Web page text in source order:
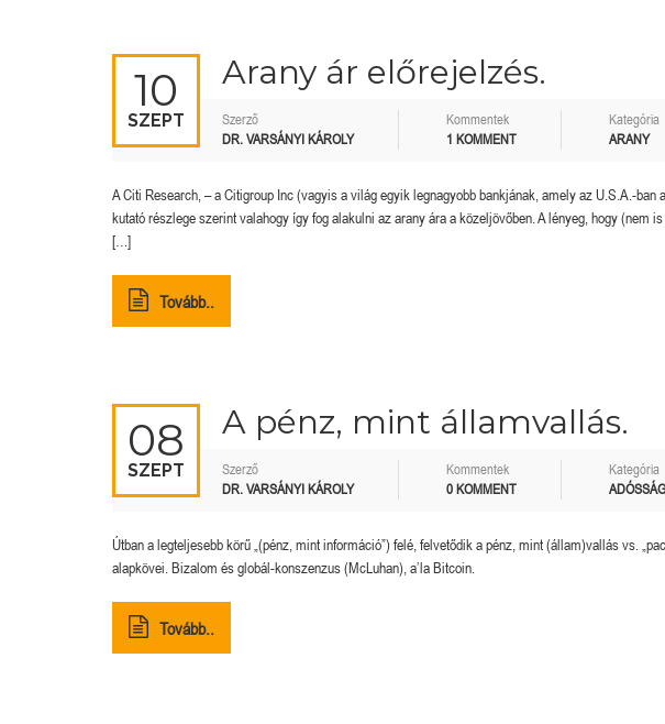
10
SZEPT
Arany ár előrejelzés.
Szerző
DR. VARSÁNYI KÁROLY
Kommentek
1 KOMMENT
Kategória
ARANY
A Citi Research, – a Citigroup Inc (vagyis a világ egyik legnagyobb bankjának, amely az U.S.A.-
kutató részlege szerint valahogy így fog alakulni az arany ára a közeljövőben. A lényeg, hogy (nem
[…]
Tovább..
08
SZEPT
A pénz, mint államvallás.
Szerző
DR. VARSÁNYI KÁROLY
Kommentek
0 KOMMENT
Kategória
ADÓSSÁG
Útban a legteljesebb körű „(pénz, mint információ”) felé, felvetődik a pénz, mint (állam)vallás vs.
alapkövei. Bizalom és globál-konszenzus (McLuhan), a’la Bitcoin.
Tovább..